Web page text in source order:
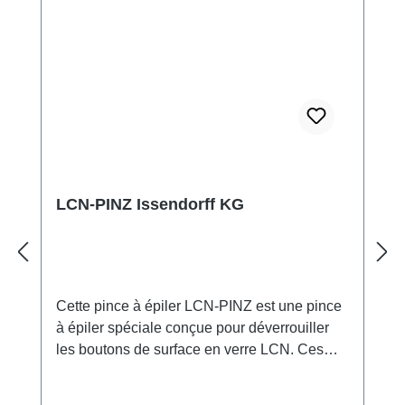
LCN-PINZ Issendorff KG
Cette pince à épiler LCN-PINZ est une pince
à épiler spéciale conçue pour déverrouiller
les boutons de surface en verre LCN. Ces